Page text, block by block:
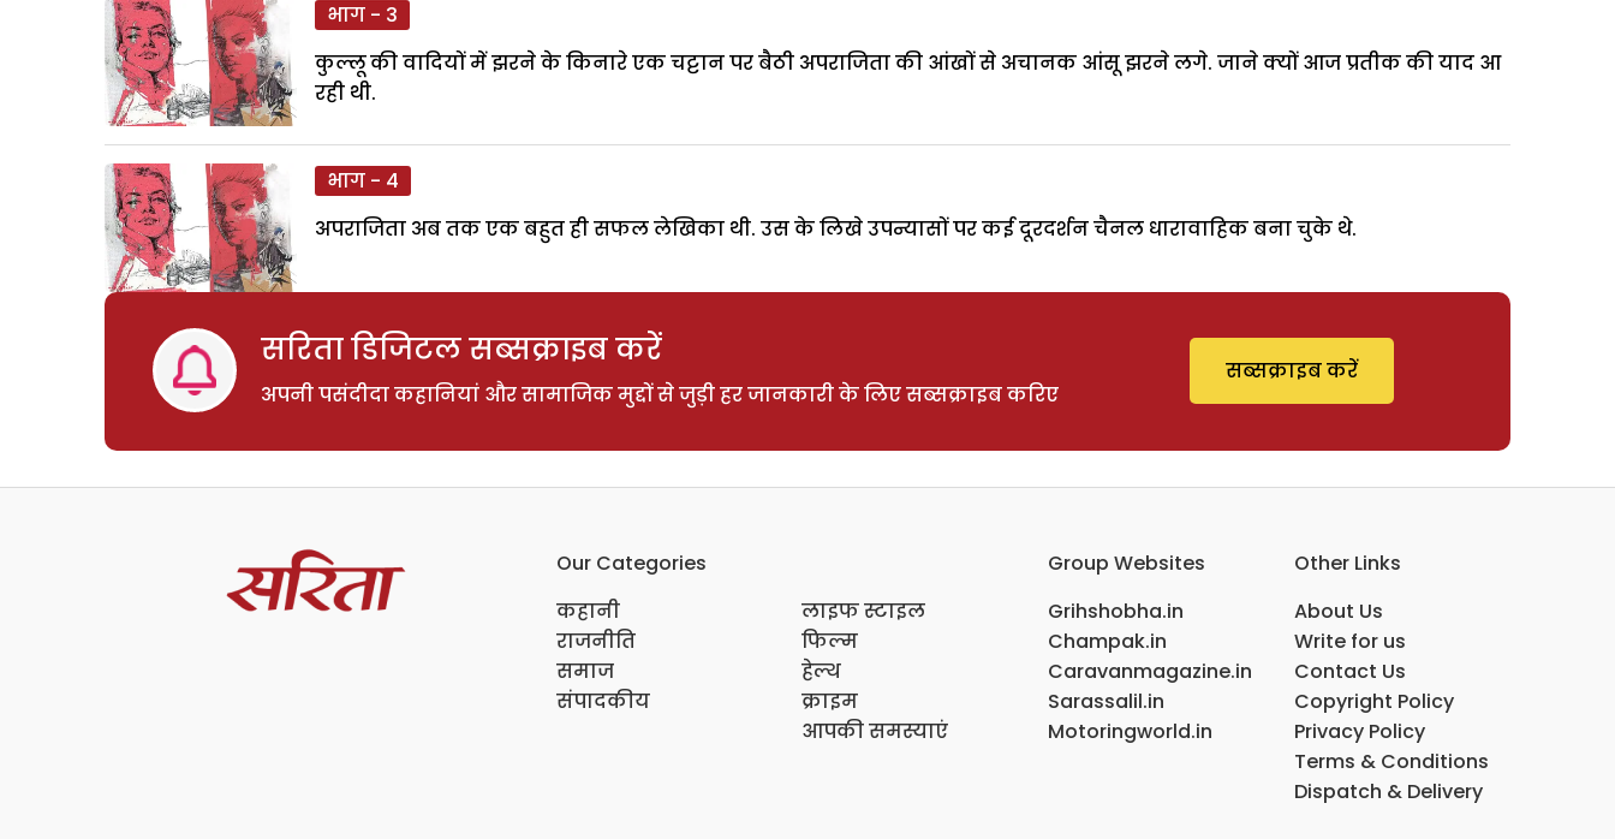
भाग - 3
कुल्लू की वादियों में झरने के किनारे एक चट्टान पर बैठी अपराजिता की आंखों से अचानक आंसू झरने लगे. जाने क्यों आज प्रतीक की याद आ
रही थी.
भाग - 4
अपराजिता अब तक एक बहुत ही सफल लेखिका थी. उस के लिखे उपन्यासों पर कई दूरदर्शन चैनल धारावाहिक बना चुके थे.
सरिता डिजिटल सब्सक्राइब करें
अपनी पसंदीदा कहानियां और सामाजिक मुद्दों से जुड़ी हर जानकारी के लिए सब्सक्राइब करिए
सब्सक्राइब करें
Our Categories
कहानी
राजनीति
समाज
संपादकीय
लाइफ स्टाइल
फिल्म
हेल्थ
क्राइम
आपकी समस्याएं
Group Websites
Grihshobha.in
Champak.in
Caravanmagazine.in
Sarassalil.in
Motoringworld.in
Other Links
About Us
Write for us
Contact Us
Copyright Policy
Privacy Policy
Terms & Conditions
Dispatch & Delivery